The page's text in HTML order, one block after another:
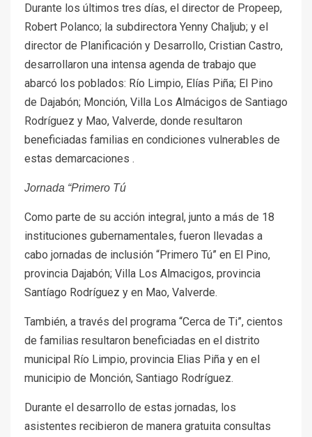
Durante los últimos tres días, el director de Propeep,
Robert Polanco; la subdirectora Yenny Chaljub; y el
director de Planificación y Desarrollo, Cristian Castro,
desarrollaron una intensa agenda de trabajo que
abarcó los poblados: Río Limpio, Elías Piña; El Pino
de Dajabón; Monción, Villa Los Almácigos de Santiago
Rodríguez y Mao, Valverde, donde resultaron
beneficiadas familias en condiciones vulnerables de
estas demarcaciones .
Jornada “Primero Tú
Como parte de su acción integral, junto a más de 18
instituciones gubernamentales, fueron llevadas a
cabo jornadas de inclusión “Primero Tú” en El Pino,
provincia Dajabón; Villa Los Almacigos, provincia
Santíago Rodríguez y en Mao, Valverde.
También, a través del programa “Cerca de Ti”, cientos
de familias resultaron beneficiadas en el distrito
municipal Río Limpio, provincia Elias Piña y en el
municipio de Monción, Santiago Rodríguez.
Durante el desarrollo de estas jornadas, los
asistentes recibieron de manera gratuita consultas